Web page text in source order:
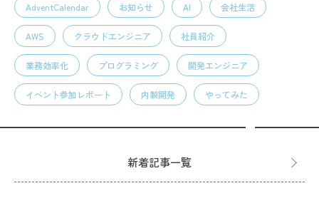
AdventCalendar お知らせ AI 会社生活
AWS クラウドエンジニア 社員紹介
業務効率化 プログラミング 開発エンジニア
イベント参加レポート 内製開発 やってみた
新着記事一覧